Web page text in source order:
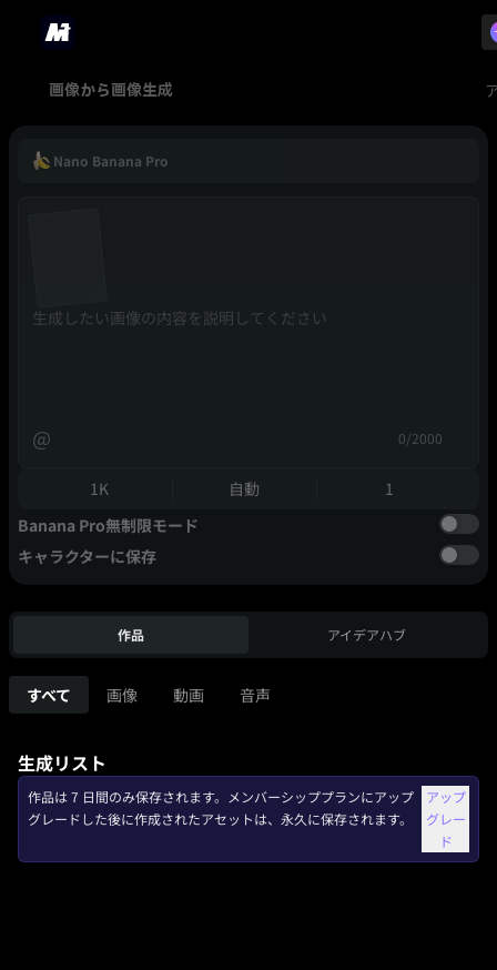
画像から画像生成
Nano Banana Pro
@ 0/2000
1K 自動
1
Banana Pro無制限モード
キャラクターに保存
作品 アイデアハブ
すべて 画像 動画 音声
生成リスト
作品は 7 日間のみ保存されます。メンバーシッププランにアップ
グレードした後に作成されたアセットは、永久に保存されます。
アップ
グレー
ド